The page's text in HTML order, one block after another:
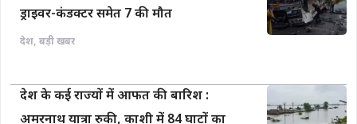
ड्राइवर-कंडक्टर समेत 7 की मौत
देश, बड़ी खबर
देश के कई राज्यों में आफत की बारिश :
अमरनाथ यात्रा रुकी, काशी में 84 घाटों का